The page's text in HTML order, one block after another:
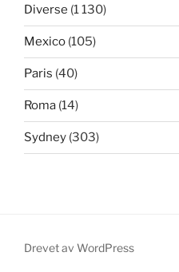
Diverse (1 130)
Mexico (105)
Paris (40)
Roma (14)
Sydney (303)
Drevet av WordPress